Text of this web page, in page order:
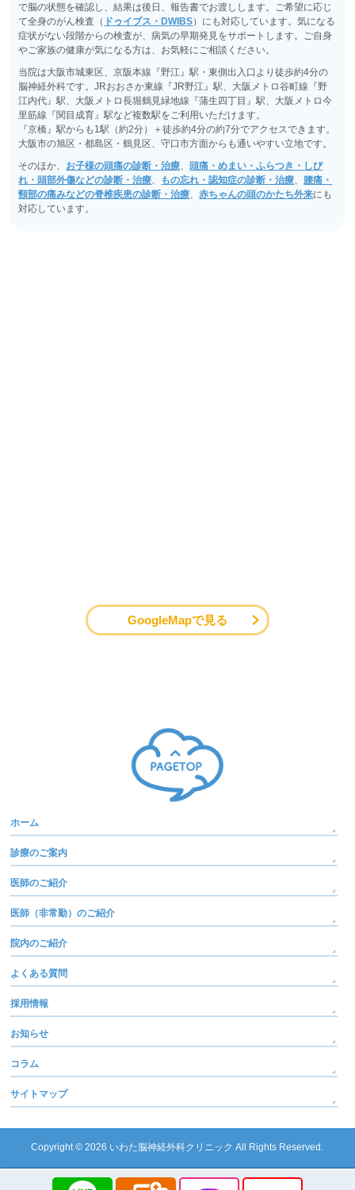
で脳の状態を確認し、結果は後日、報告書でお渡しします。ご希望に応じ
て全身のがん検査（ ドゥイブス・DWIBS）にも対応しています。気になる
症状がない段階からの検査が、病気の早期発見をサポートします。ご自身
やご家族の健康が気になる方は、お気軽にご相談ください。
当院は大阪市城東区、京阪本線『野江』駅・東側出入口より徒歩約4分の
脳神経外科です。JRおおさか東線『JR野江』駅、大阪メトロ谷町線『野
江内代』駅、大阪メトロ長堀鶴見緑地線『蒲生四丁目』駅、大阪メトロ今
里筋線『関目成育』駅など複数駅をご利用いただけます。
『京橋』駅からも1駅（約2分）＋徒歩約4分の約7分でアクセスできます。
大阪市の旭区・都島区・鶴見区、守口市方面からも通いやすい立地です。
そのほか、 お子様の頭痛の診断・治療 、頭痛・めまい・ふらつき・しび
れ・頭部外傷などの診断・治療
もの忘れ・認知症の診断・治療
腰痛・
頸部の痛みなどの脊椎疾患の診断・治療 、赤ちゃんの頭のかたち外来にも
対応しています。
GoogleMapで見る
ホーム
診療のご案内
医師のご紹介
医師（非常勤）のご紹介
院内のご紹介
よくある質問
採用情報
お知らせ
コラム
サイトマップ
Copyright © 2026 いわた脳神経外科クリニック All Rights Reserved.